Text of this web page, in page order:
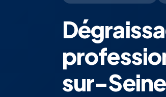
sur-Seine